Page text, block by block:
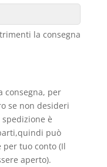
la consegna
consegna, per
se non desideri
è
può
tuo conto (Il
aperto).